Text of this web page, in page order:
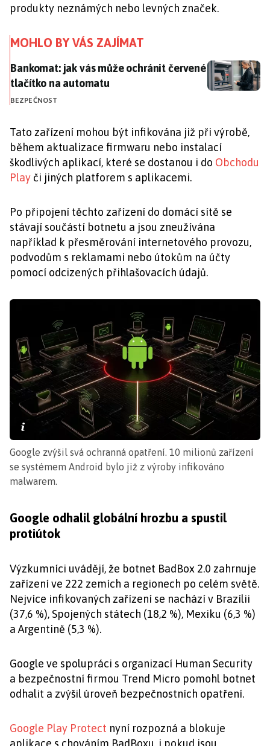
produkty neznámých nebo levných značek.
MOHLO BY VÁS ZAJÍMAT
Bankomat: jak vás může ochránit červené tlačítko
Bankomat: jak vás může ochránit červené
tlačítko na automatu
BEZPEČNOST
Tato zařízení mohou být infikována již při výrobě,
během aktualizace firmwaru nebo instalací
škodlivých aplikací, které se dostanou i do Obchodu
Play či jiných platforem s aplikacemi.
Po připojení těchto zařízení do domácí sítě se
stávají součástí botnetu a jsou zneužívána
například k přesměrování internetového provozu,
podvodům s reklamami nebo útokům na účty
pomocí odcizených přihlašovacích údajů.
Google zvýšil svá ochranná opatření. 10 milionů zařízení
se systémem Android bylo již z výroby infikováno
malwarem.
Google odhalil globální hrozbu a spustil
protiútok
Výzkumníci uvádějí, že botnet BadBox 2.0 zahrnuje
zařízení ve 222 zemích a regionech po celém světě.
Nejvíce infikovaných zařízení se nachází v Brazílii
(37,6 %), Spojených státech (18,2 %), Mexiku (6,3 %)
a Argentině (5,3 %).
Google ve spolupráci s organizací Human Security
a bezpečnostní firmou Trend Micro pomohl botnet
odhalit a zvýšil úroveň bezpečnostních opatření.
Google Play Protect nyní rozpozná a blokuje
aplikace s chováním BadBoxu, i pokud jsou